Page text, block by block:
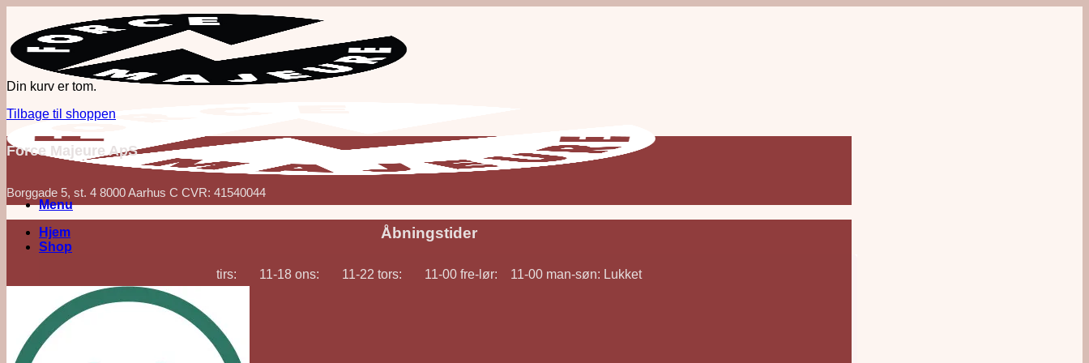
indhold
Menu
Hjem
Shop
Korn
Akvavit & Snaps
Gin
Din kurv er tom.
Tilbage til shoppen
Force Majeure ApS
Borggade 5, st. 4 8000 Aarhus C CVR: 41540044
Åbningstider
tirs: 11-18 ons: 11-22 tors: 11-00 fre-lør: 11-00 man-søn: Lukket